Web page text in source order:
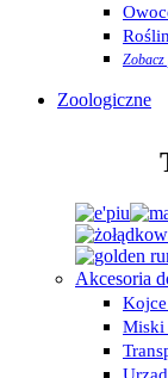
Zobacz
Zoologiczne
Akcesoria
Miski